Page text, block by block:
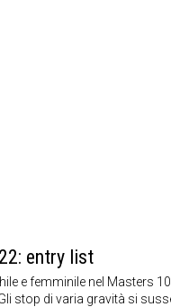
entry list
e femminile nel Masters
stop di varia gravità si